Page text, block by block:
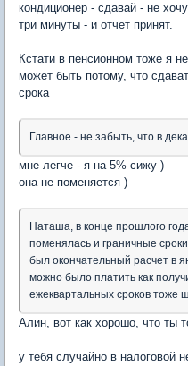
кондиционер - сдавай - не хочу
три минуты - и отчет принят.
Кстати в пенсионном тоже я
может быть потому, что
срока
Главное - не забыть, что в
мне легче - я на 5% сижу )
она не поменяется )
Наташа, в конце прошлого
поменялась и граничные
был окончательный расчет в
можно было платить как
ежеквартальных сроков тоже
Алин, вот как хорошо, что ты
у тебя случайно в налоговой